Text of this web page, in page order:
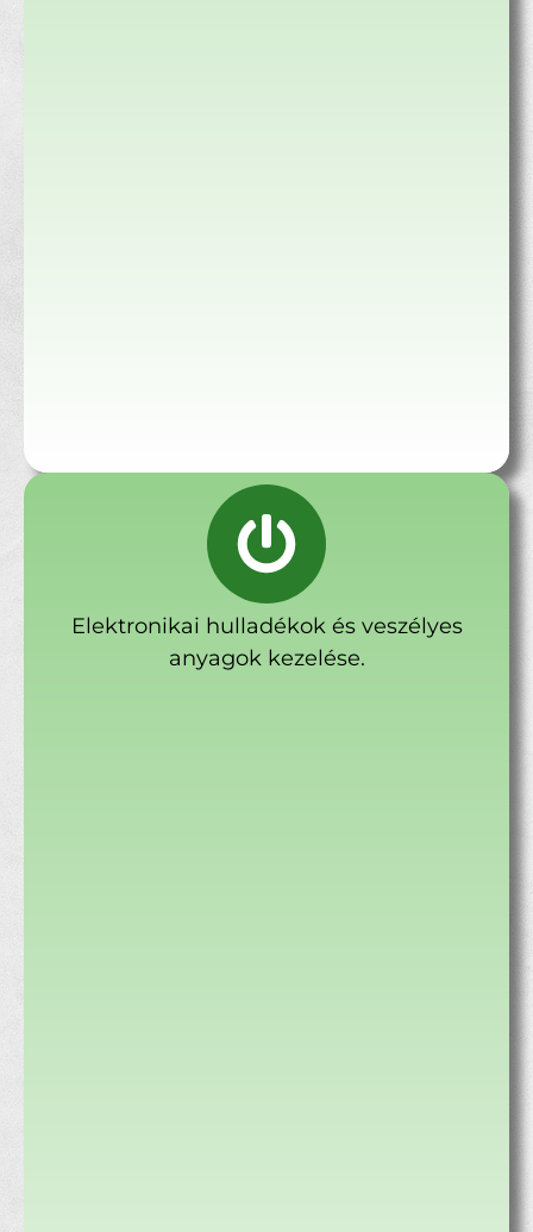
Elektronikai hulladékok és veszélyes
anyagok kezelése.